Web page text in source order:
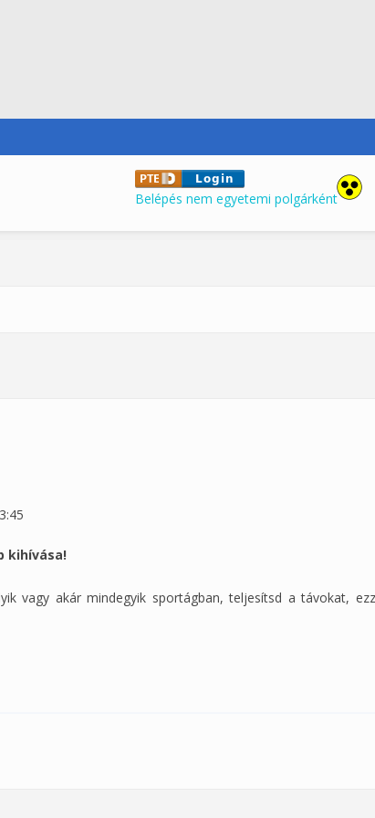
Belépés nem egyetemi polgárként
kihívása!
vagy akár mindegyik sportágban, teljesítsd a távokat,